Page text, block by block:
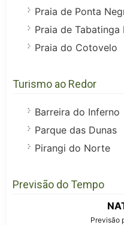
Praia de Ponta
Praia de Tabatinga
Praia do Cotovelo
Turismo ao Redor
Barreira do Inferno
Parque das Dunas
Pirangi do Norte
Previsão do Tempo
Previsão